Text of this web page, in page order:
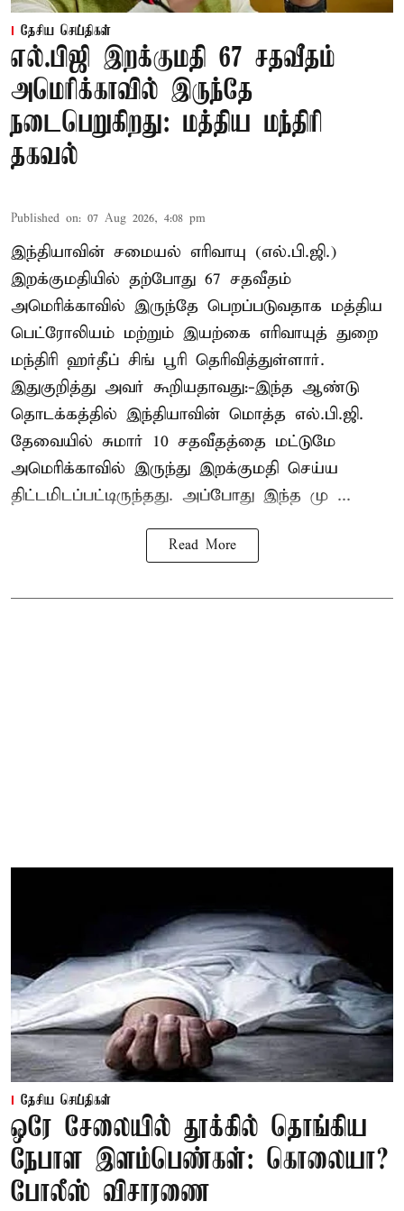
தேசிய செய்திகள்
எல்.பிஜி இறக்குமதி 67 சதவீதம்
அமெரிக்காவில் இருந்தே
நடைபெறுகிறது: மத்திய மந்திரி
தகவல்
Published on: 07 Aug 2026, 4:08 pm
இந்தியாவின் சமையல் எரிவாயு (எல்.பி.ஜி.)
இறக்குமதியில் தற்போது 67 சதவீதம்
அமெரிக்காவில் இருந்தே பெறப்படுவதாக மத்திய
பெட்ரோலியம் மற்றும் இயற்கை எரிவாயுத் துறை
மந்திரி ஹர்தீப் சிங் பூரி தெரிவித்துள்ளார்.
இதுகுறித்து அவர் கூறியதாவது:-இந்த ஆண்டு
தொடக்கத்தில் இந்தியாவின் மொத்த எல்.பி.ஜி.
தேவையில் சுமார் 10 சதவீதத்தை மட்டுமே
அமெரிக்காவில் இருந்து இறக்குமதி செய்ய
திட்டமிடப்பட்டிருந்தது. அப்போது இந்த மு ...
Read More
தேசிய செய்திகள்
ஒரே சேலையில் தூக்கில் தொங்கிய
நேபாள இளம்பெண்கள்: கொலையா?
போலீஸ் விசாரணை